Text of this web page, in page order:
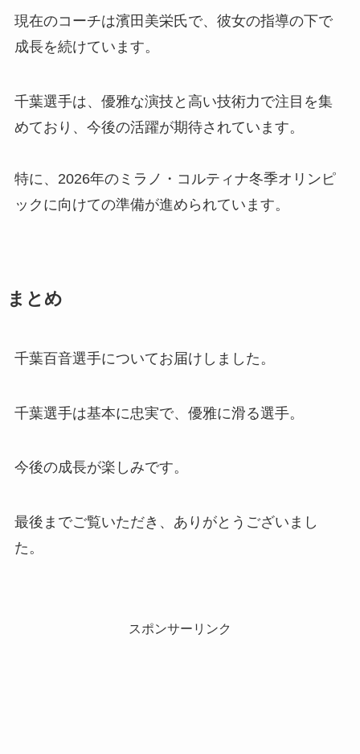
現在のコーチは濱田美栄氏で、彼女の指導の下で
成長を続けています。
千葉選手は、優雅な演技と高い技術力で注目を集
めており、今後の活躍が期待されています。
特に、2026年のミラノ・コルティナ冬季オリンピ
ックに向けての準備が進められています。
まとめ
千葉百音選手についてお届けしました。
千葉選手は基本に忠実で、優雅に滑る選手。
今後の成長が楽しみです。
最後までご覧いただき、ありがとうございまし
た。
スポンサーリンク